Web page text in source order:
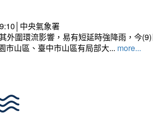
中央氣象署
外圍環流影響，易有短延時強降雨，今
市山區、臺中市山區有局部大... more...